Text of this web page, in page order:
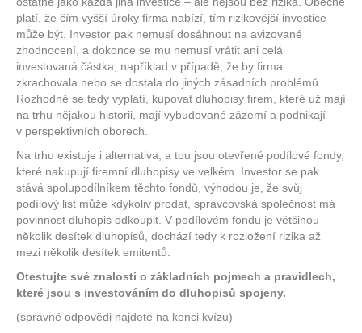
platí, že čím vyšší úroky firma nabízí, tím rizikovější investice
může být. Investor pak nemusí dosáhnout na avizované
zhodnocení, a dokonce se mu nemusí vrátit ani celá
investovaná částka, například v případě, že by firma
zkrachovala nebo se dostala do jiných zásadních problémů.
Rozhodně se tedy vyplatí, kupovat dluhopisy firem, které už mají
na trhu nějakou historii, mají vybudované zázemí a podnikají
v perspektivních oborech.
Na trhu existuje i alternativa, a tou jsou otevřené podílové fondy,
které nakupují firemní dluhopisy ve velkém. Investor se pak
stává spolupodílníkem těchto fondů, výhodou je, že svůj
podílový list může kdykoliv prodat, správcovská společnost má
povinnost dluhopis odkoupit. V podílovém fondu je většinou
několik desítek dluhopisů, dochází tedy k rozložení rizika až
mezi několik desítek emitentů.
Otestujte své znalosti o základních pojmech a pravidlech,
které jsou s investováním do dluhopisů spojeny.
(správné odpovědi najdete na konci kvízu)